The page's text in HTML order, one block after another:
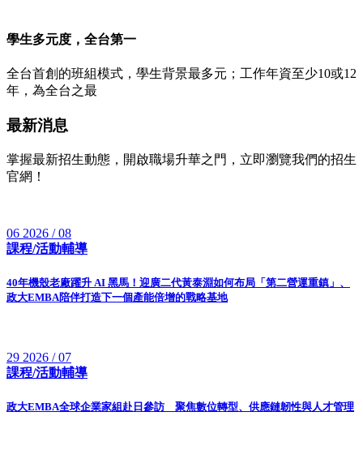
學生多元度，全台第一
全台首創的班組模式，學生背景最多元；工作年資至少10或12
年，為全台之最
最新消息
掌握最新招生動態，開啟職場升華之門，立即瀏覽我們的招生
官網！
06 2026 / 08
課程/活動輔導
40年機殼老廠躍升 AI 黑馬！迎廣二代黃泰淵如何布局「第二營運重鎮」、
政大EMBA陪伴打造下一個產能倍增的戰略基地
29 2026 / 07
課程/活動輔導
政大EMBA全球企業家組赴日參訪 聚焦數位轉型、供應鏈韌性與人才管理